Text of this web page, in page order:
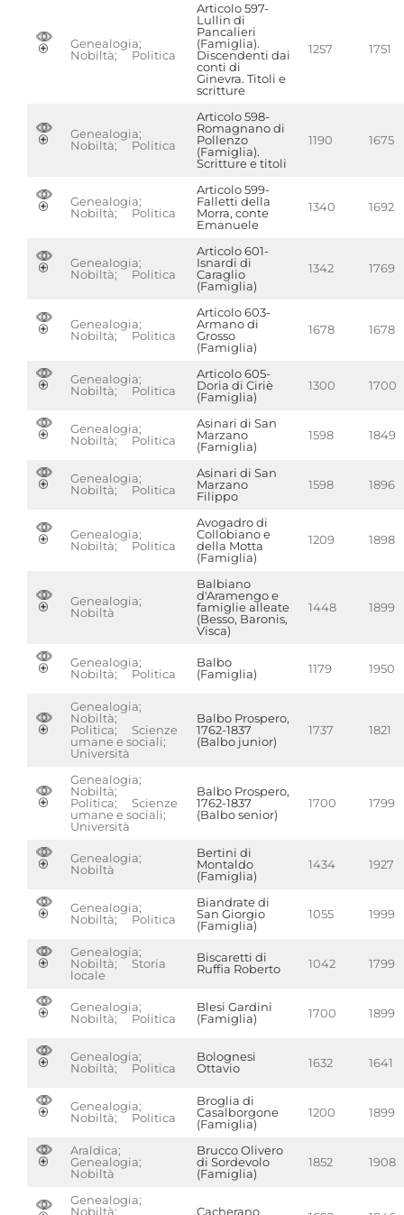
Genealogia;
Nobiltà; Politica
Articolo 597-
Lullin di
Pancalieri
(Famiglia).
Discendenti dai
conti di
Ginevra. Titoli e
scritture
1257 1751
Genealogia;
Nobiltà; Politica
Articolo 598-
Romagnano di
Pollenzo
(Famiglia).
Scritture e titoli
1190 1675
Genealogia;
Nobiltà; Politica
Articolo 599-
Falletti della
Morra, conte
Emanuele
1340 1692
Genealogia;
Nobiltà; Politica
Articolo 601-
Isnardi di
Caraglio
(Famiglia)
1342 1769
Genealogia;
Nobiltà; Politica
Articolo 603-
Armano di
Grosso
(Famiglia)
1678 1678
Genealogia;
Nobiltà; Politica
Articolo 605-
Doria di Ciriè
(Famiglia)
1300 1700
Genealogia;
Nobiltà; Politica
Asinari di San
Marzano
(Famiglia)
1598 1849
Genealogia;
Nobiltà; Politica
Asinari di San
Marzano
Filippo
1598 1896
Genealogia;
Nobiltà; Politica
Avogadro di
Collobiano e
della Motta
(Famiglia)
1209 1898
Genealogia;
Nobiltà
Balbiano
d'Aramengo e
famiglie alleate
(Besso, Baronis,
Visca)
1448 1899
Genealogia;
Nobiltà; Politica
Balbo
(Famiglia)
1179 1950
Genealogia;
Nobiltà;
Politica; Scienze
umane e sociali;
Università
Balbo Prospero,
1762-1837
(Balbo junior)
1737 1821
Genealogia;
Nobiltà;
Politica; Scienze
umane e sociali;
Università
Balbo Prospero,
1762-1837
(Balbo senior)
1700 1799
Genealogia;
Nobiltà
Bertini di
Montaldo
(Famiglia)
1434 1927
Genealogia;
Nobiltà; Politica
Biandrate di
San Giorgio
(Famiglia)
1055 1999
Genealogia;
Nobiltà; Storia
locale
Biscaretti di
Ruffia Roberto
1042 1799
Genealogia;
Nobiltà; Politica
Blesi Gardini
(Famiglia)
1700 1899
Genealogia;
Nobiltà; Politica
Bolognesi
Ottavio
1632 1641
Genealogia;
Nobiltà; Politica
Broglia di
Casalborgone
(Famiglia)
1200 1899
Araldica;
Genealogia;
Nobiltà
Brucco Olivero
di Sordevolo
(Famiglia)
1852 1908
Genealogia;
Nobiltà;
Cacherano